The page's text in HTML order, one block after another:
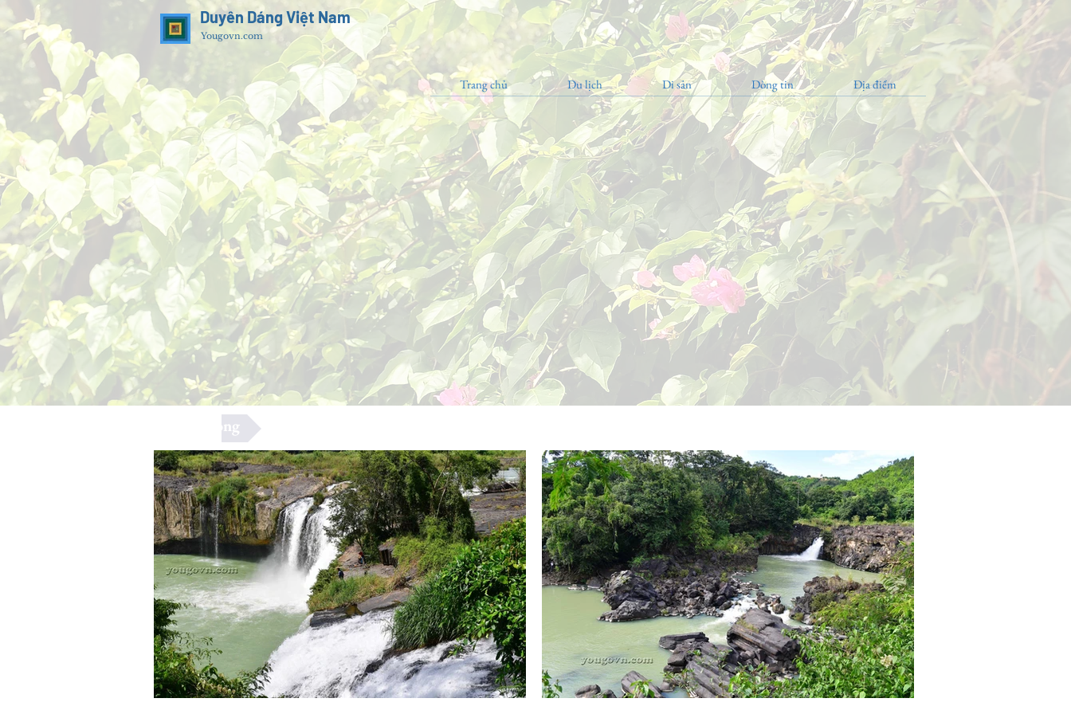
Duyên Dáng Việt Nam
Yougovn.com
Trang chủ Du lịch Di sản Dòng tin Địa điểm
Đắk Nông